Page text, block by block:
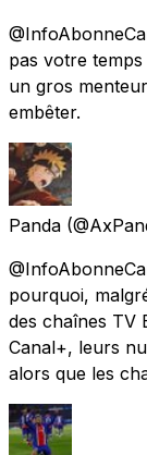
pas votre
un gros
embêter.
Panda
pourquoi,
des chaînes TV
Canal+, leurs
alors que les